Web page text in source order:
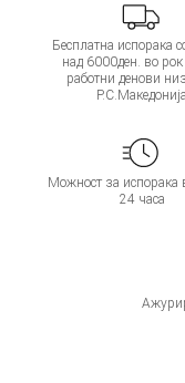
Бесплатна испорака
над 6000ден. во рок
работни денови
Р.С.Македонија
Можност за испорака
24 часа